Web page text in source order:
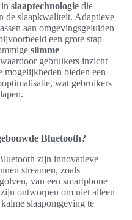
slaaptechnologie die
de slaapkwaliteit. Adaptieve
aan omgevingsgeluiden
een grote stap
slimme
gebruikers inzicht
mogelijkheden bieden een
wat gebruikers
Bluetooth?
zijn innovatieve
streamen, zoals
van een smartphone
ontworpen om niet alleen
slaapomgeving te